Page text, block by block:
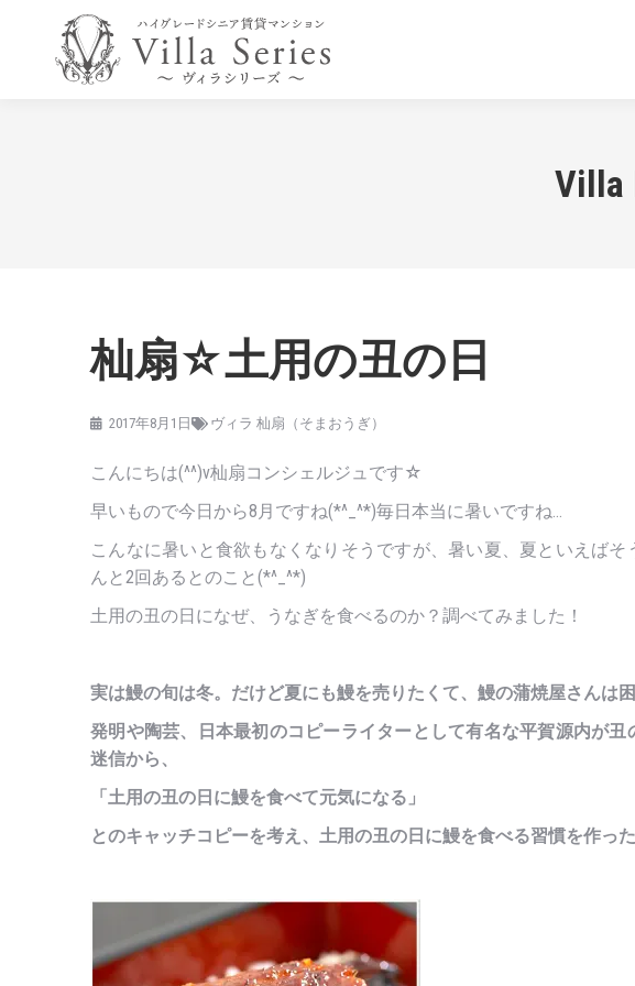
Villa
杣扇☆土用の丑の日
2017年8月1日 ヴィラ 杣扇（そまおうぎ）
こんにちは(^^)v杣扇コンシェルジュです☆
早いもので今日から8月ですね(*^_^*)毎日本当に暑いですね…
こんなに暑いと食欲もなくなりそうですが、暑い夏、夏といえば
んと2回あるとのこと(*^_^*)
土用の丑の日になぜ、うなぎを食べるのか？調べてみました！
実は鰻の旬は冬。だけど夏にも鰻を売りたくて、鰻の蒲焼屋さんは困
発明や陶芸、日本最初のコピーライターとして有名な平賀源内が
迷信から、
「土用の丑の日に鰻を食べて元気になる」
とのキャッチコピーを考え、土用の丑の日に鰻を食べる習慣を作った